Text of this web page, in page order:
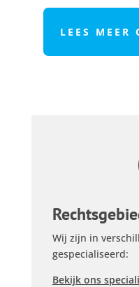
LEES MEER
Wij zijn in
gespecialiseerd:
Bekijk ons